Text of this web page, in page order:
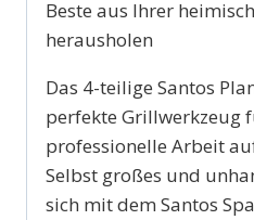
Beste aus Ihrer
herausholen
Das 4-teilige Santos
perfekte Grillwerkzeug
professionelle Arbeit
Selbst großes und
sich mit dem Santos